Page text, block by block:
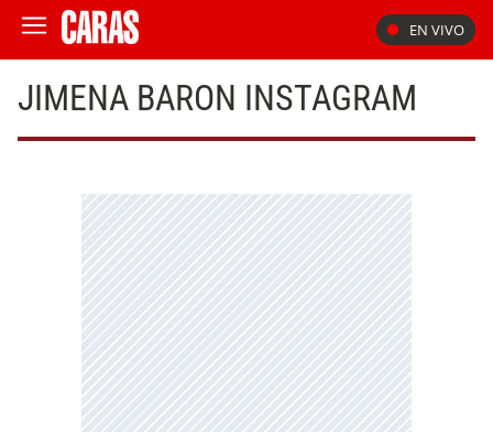
EN VIVO
JIMENA BARON INSTAGRAM